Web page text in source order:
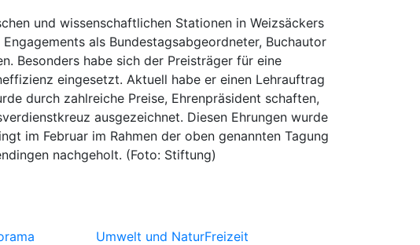
und wissenschaftlichen Stationen in Weizsäckers
als Bundestagsabgeordneter, Buchautor
Besonders habe sich der Preisträger für eine
eingesetzt. Aktuell habe er einen Lehrauftrag
durch zahlreiche Preise, Ehrenpräsident schaften,
ausgezeichnet. Diesen Ehrungen wurde
im Februar im Rahmen der oben genannten Tagung
nachgeholt. (Foto: Stiftung)
Umwelt und NaturFreizeit